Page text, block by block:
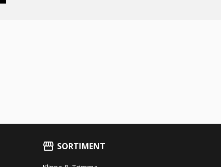
SORTIMENT